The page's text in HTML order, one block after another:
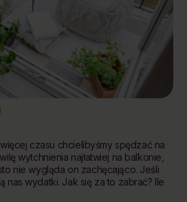
czasu chcielibyśmy spędzać na
wytchnienia najłatwiej na balkonie,
nie wygląda on zachęcająco. Jeśli
nas wydatki. Jak się za to zabrać? Ile